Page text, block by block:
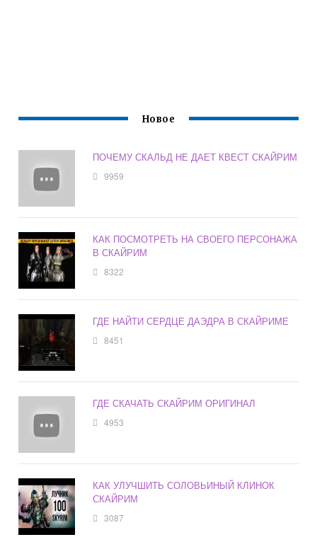
Новое
ПОЧЕМУ СКАЛЬД НЕ ДАЕТ КВЕСТ СКАЙРИМ
9959
КАК ПОСМОТРЕТЬ НА СВОЕГО ПЕРСОНАЖА
В СКАЙРИМ
8322
ГДЕ НАЙТИ СЕРДЦЕ ДАЭДРА В СКАЙРИМЕ
8451
ГДЕ СКАЧАТЬ СКАЙРИМ ОРИГИНАЛ
4953
КАК УЛУЧШИТЬ СОЛОВЬИНЫЙ КЛИНОК
СКАЙРИМ
3087